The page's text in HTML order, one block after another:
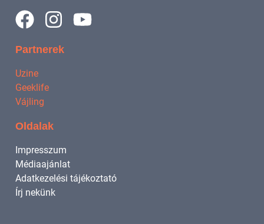
Partnerek
Uzine
Geeklife
Vájling
Oldalak
Impresszum
Médiaajánlat
Adatkezelési tájékoztató
Írj nekünk